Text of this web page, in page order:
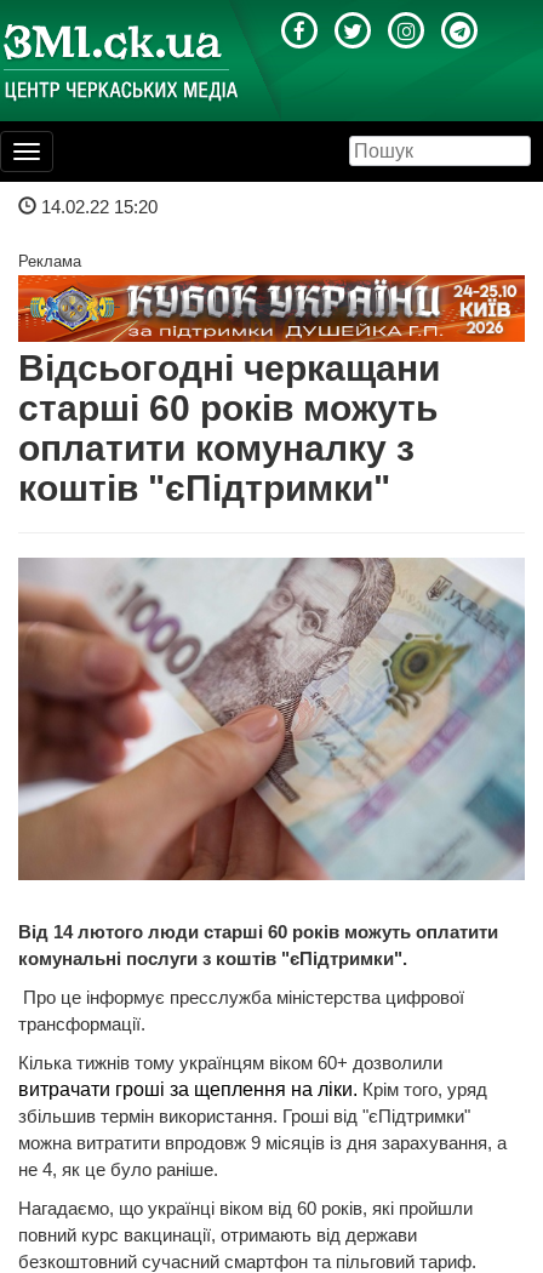
Toggle
navigation
14.02.22 15:20
Реклама
Відсьогодні черкащани
старші 60 років можуть
оплатити комуналку з
коштів "єПідтримки"
Від 14 лютого люди старші 60 років можуть оплатити
комунальні послуги з коштів "єПідтримки".
Про це інформує пресслужба міністерства цифрової
трансформації.
Кілька тижнів тому українцям віком 60+ дозволили
витрачати гроші за щеплення на ліки. Крім того, уряд
збільшив термін використання. Гроші від "єПідтримки"
можна витратити впродовж 9 місяців із дня зарахування, а
не 4, як це було раніше.
Нагадаємо, що українці віком від 60 років, які пройшли
повний курс вакцинації, отримають від держави
безкоштовний сучасний смартфон та пільговий тариф.